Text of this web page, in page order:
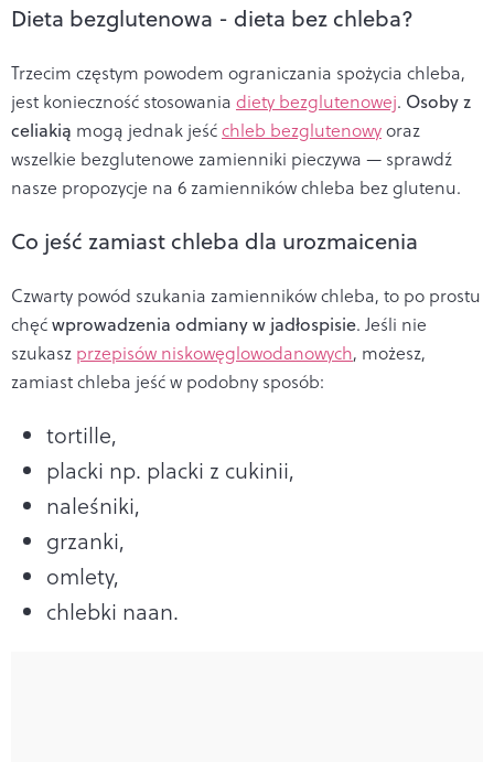
Dieta bezglutenowa - dieta bez chleba?
Trzecim częstym powodem ograniczania spożycia chleba,
jest konieczność stosowania diety bezglutenowej. Osoby z
celiakią mogą jednak jeśćchleb bezglutenowyoraz
wszelkie bezglutenowe zamienniki pieczywa — sprawdź
nasze propozycje na 6 zamienników chleba bez glutenu.
Co jeść zamiast chleba dla urozmaicenia
Czwarty powód szukania zamienników chleba, to po prostu
chęćwprowadzenia odmiany w jadłospisie. Jeśli nie
szukasz przepisów niskowęglowodanowych, możesz,
zamiast chleba jeść w podobny sposób:
tortille,
placki np. placki z cukinii,
naleśniki,
grzanki,
omlety,
chlebki naan.